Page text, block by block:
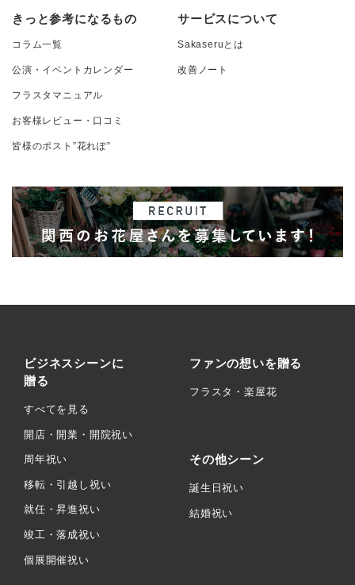
きっと参考になるもの
コラム一覧
公演・イベントカレンダー
フラスタマニュアル
お客様レビュー・口コミ
皆様のポスト”花れぽ”
サービスについて
Sakaseruとは
改善ノート
ビジネスシーンに
贈る
すべてを見る
開店・開業・開院祝い
周年祝い
移転・引越し祝い
就任・昇進祝い
竣工・落成祝い
個展開催祝い
ファンの想いを贈る
フラスタ・楽屋花
その他シーン
誕生日祝い
結婚祝い